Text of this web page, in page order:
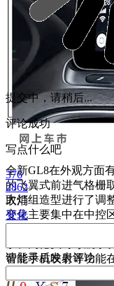
全新GL8在外观方面
的飞翼式前进气格栅
大灯组造型进行了调
变化主要集中在中控
的内嵌式设计，屏幕
手、高德实时导航系
智能手机映射等功能
提交中，请稍后...
评论成功
写点什么吧
376
2862
取消
登录
请登录后发表评论